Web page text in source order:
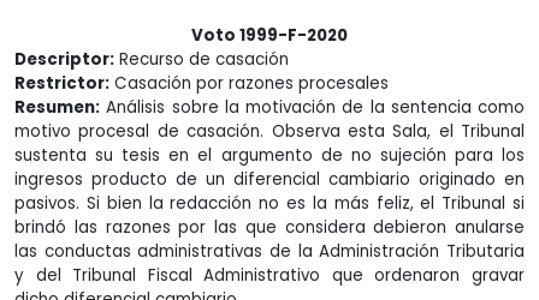
Voto 1999-F-2020
Descriptor: Recurso de casación
Restrictor: Casación por razones procesales
Resumen: Análisis sobre la motivación de la sentencia como
motivo procesal de casación. Observa esta Sala, el Tribunal
sustenta su tesis en el argumento de no sujeción para los
ingresos producto de un diferencial cambiario originado en
pasivos. Si bien la redacción no es la más feliz, el Tribunal si
brindó las razones por las que considera debieron anularse
las conductas administrativas de la Administración Tributaria
y del Tribunal Fiscal Administrativo que ordenaron gravar